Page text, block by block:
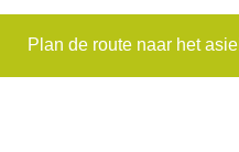
Plan de route naar het asiel